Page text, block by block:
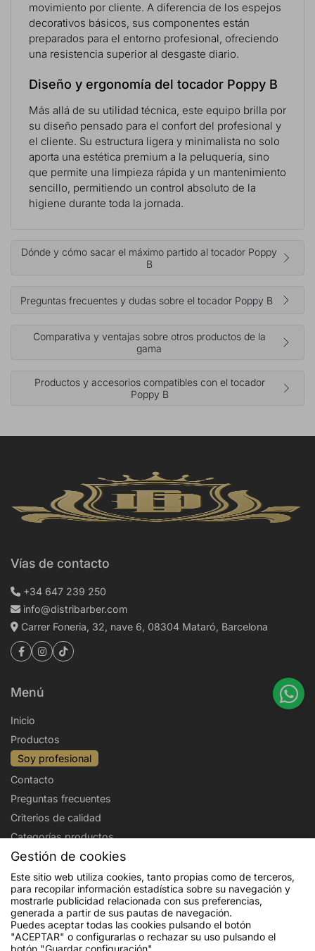
movimiento por cliente. A diferencia de los espejos
decorativos básicos, sus componentes están
preparados para el entorno profesional, ofreciendo
una resistencia superior al desgaste diario.
Diseño y ergonomía del tocador Poppy B
Más allá de su utilidad técnica, este equipo brilla por
su diseño pensado para el confort del profesional y
el cliente. Su estructura ligera y minimalista no solo
aporta una estética premium a la peluquería, sino
que permite una limpieza rápida y un mantenimiento
sencillo, permitiendo un control absoluto de la
higiene durante toda la jornada.
Dónde y cómo sacar el máximo partido al tocador Poppy
B
Preguntas frecuentes y dudas sobre el tocador Poppy B
Comparativa y ventajas sobre otros productos de la
gama
Productos y accesorios compatibles con el tocador
Poppy B
Gestión de cookies
Este sitio web utiliza cookies, tanto propias como de terceros,
para recopilar información estadística sobre su navegación y
mostrarle publicidad relacionada con sus preferencias,
generada a partir de sus pautas de navegación.
Puedes aceptar todas las cookies pulsando el botón
"ACEPTAR" o configurarlas o rechazar su uso pulsando el
botón "Guardar configuración".
Vías de contacto
+34 647 239 250
info@distribarber.com
Carrer Foneria, 32, nave 6, 08304 Mataró, Barcelona
Menú
Inicio
Productos
Soy profesional
Contacto
Preguntas frecuentes
Criterios de calidad
Categorías productos
Aviso legal
Política de privacidad
Politica de cookies
Condiciones de venta
Envíos y devoluciones